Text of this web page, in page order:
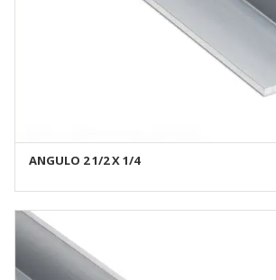
ANGULO 2 1/2 X 1/4